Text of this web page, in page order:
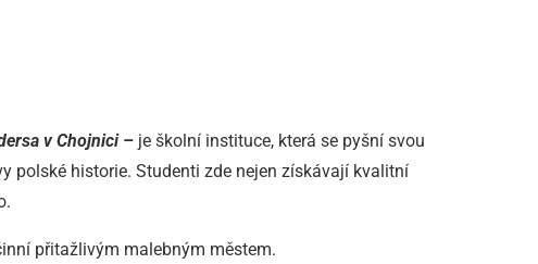
v Chojnici – je školní instituce, která se pyšní svou
polské historie. Studenti zde nejen získávají kvalitní
přitažlivým malebným městem.